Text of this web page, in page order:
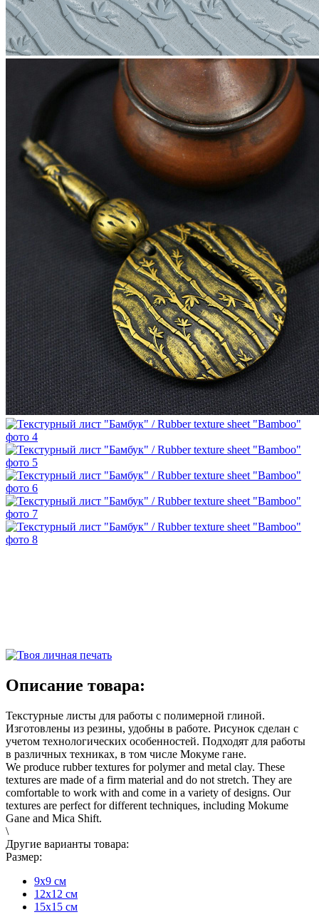
Описание товара:
Текстурные листы для работы с полимерной глиной.
Изготовлены из резины, удобны в работе. Рисунок сделан с
учетом технологических особенностей. Подходят для работы
в различных техниках, в том числе Мокуме гане.
We produce rubber textures for polymer and metal clay. These
textures are made of a firm material and do not stretch. They are
comfortable to work with and come in a variety of designs. Our
textures are perfect for different techniques, including Mokume
Gane and Mica Shift.
\
Другие варианты товара:
Размер:
9х9 см
12х12 см
15х15 см